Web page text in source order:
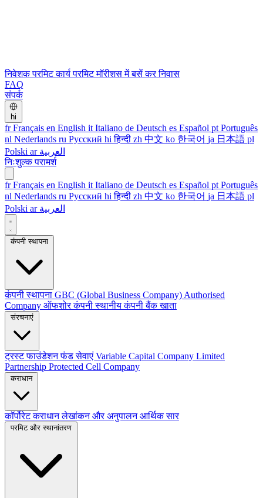
निवेशक परमिटकार्य परमिटमॉरीशस में बसेंकर निवास
FAQ
संपर्क
hi
frFrançais en English it Italiano de Deutsch es Español pt Português
nl Nederlands ru Русский hi हिन्दी zh 中文 ko 한국어 ja 日本語 pl
Polski ar العربية
निःशुल्क परामर्श
frFrançais en English it Italiano de Deutsch es Español pt Português
nl Nederlands ru Русский hi हिन्दी zh 中文 ko 한국어 ja 日本語 pl
Polski ar العربية
कंपनी स्थापना GBC (Global Business Company) Authorised
Company ऑफशोर कंपनीस्थानीय कंपनीबैंक खाता
ट्रस्टफाउंडेशनफंड सेवाएं Variable Capital Company Limited
Partnership Protected Cell Company
कराधान
कॉर्पोरेट कराधानलेखांकन और अनुपालनआर्थिक सार